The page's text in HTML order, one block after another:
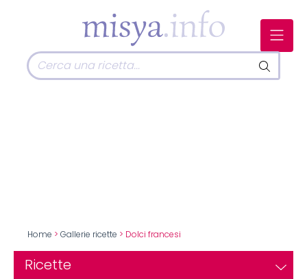
Home > Gallerie ricette > Dolci francesi
Ricette